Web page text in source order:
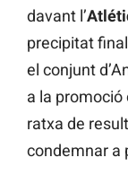
davant l’
precipitat
el conjunt
a la
ratxa de
condemnar a